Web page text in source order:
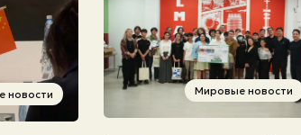
новости Мировые новости